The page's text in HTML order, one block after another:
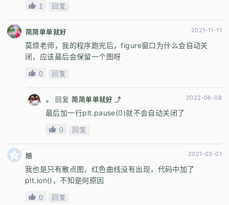
1 回复
简简单单就好 2021-11-11
莫烦老师，我的程序跑完后，figure窗口为什么会自动关
闭，应该最后会保留一个图呀
0 回复
。 回复 简简单单就好 ⤴ 2022-06-08
最后加一行plt.pause(0)就不会自动关闭了
0 回复
旭 2021-03-01
我也是只有散点图，红色曲线没有出现，代码中加了
plt.ion()，不知是何原因
0 回复